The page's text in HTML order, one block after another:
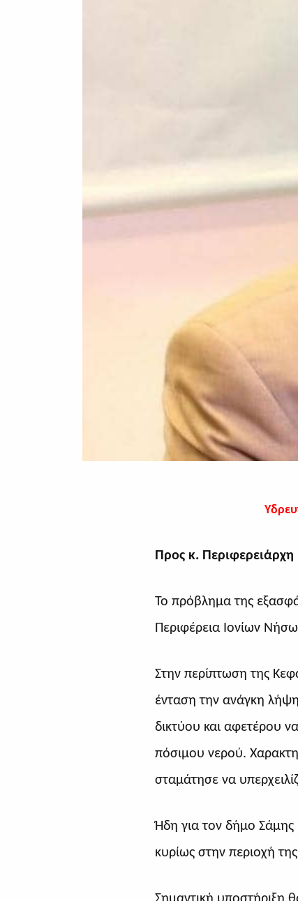
Προς κ. Περιφερειάρχη
Το πρόβλημα της
Περιφέρεια Ιονίων
Στην περίπτωση της
ένταση την ανάγκη
δικτύου και αφετέρου
πόσιμου νερού.
σταμάτησε να
Ήδη για τον δήμο Σάμης
κυρίως στην περιοχή